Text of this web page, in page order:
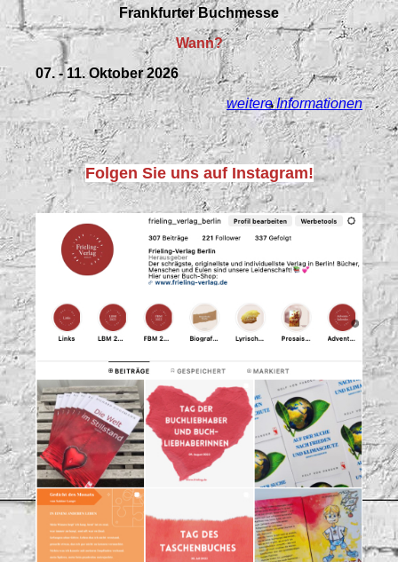
Frankfurter Buchmesse
Wann?
07. - 11. Oktober 2026
weitere Informationen
Folgen Sie uns auf Instagram!